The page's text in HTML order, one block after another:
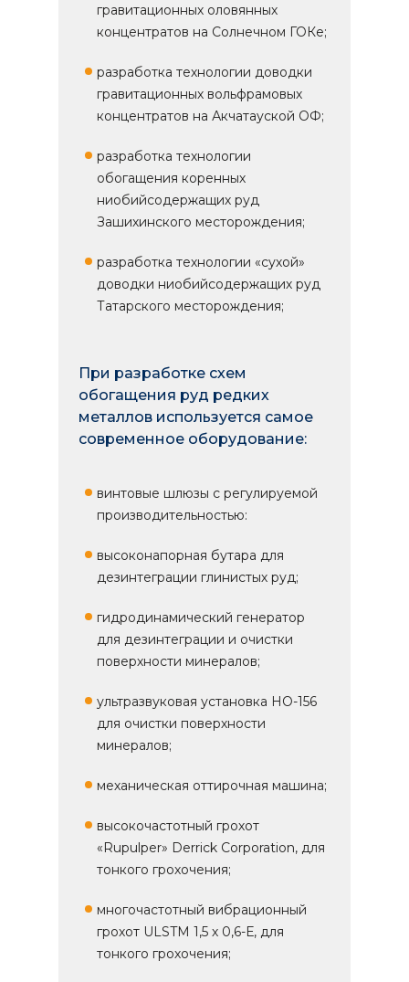
гравитационных оловянных
концентратов на Солнечном ГОКе;
разработка технологии доводки
гравитационных вольфрамовых
концентратов на Акчатауской ОФ;
разработка технологии
обогащения коренных
ниобийсодержащих руд
Зашихинского месторождения;
разработка технологии «сухой»
доводки ниобийсодержащих руд
Татарского месторождения;
При разработке схем
обогащения руд редких
металлов используется самое
современное оборудование:
винтовые шлюзы с регулируемой
производительностью:
высоконапорная бутара для
дезинтеграции глинистых руд;
гидродинамический генератор
для дезинтеграции и очистки
поверхности минералов;
ультразвуковая установка НО-156
для очистки поверхности
минералов;
механическая оттирочная машина;
высокочастотный грохот
«Rupulper» Derrick Corporation, для
тонкого грохочения;
многочастотный вибрационный
грохот ULSTM 1,5 х 0,6-Е, для
тонкого грохочения;